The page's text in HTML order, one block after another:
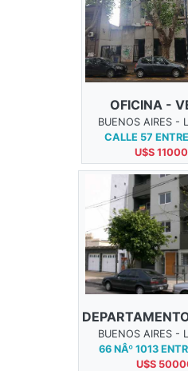
OFICINA -
BUENOS AIRES -
CALLE 57
U$S
BUENOS AIRES -
66 NÂº 1013
U$S